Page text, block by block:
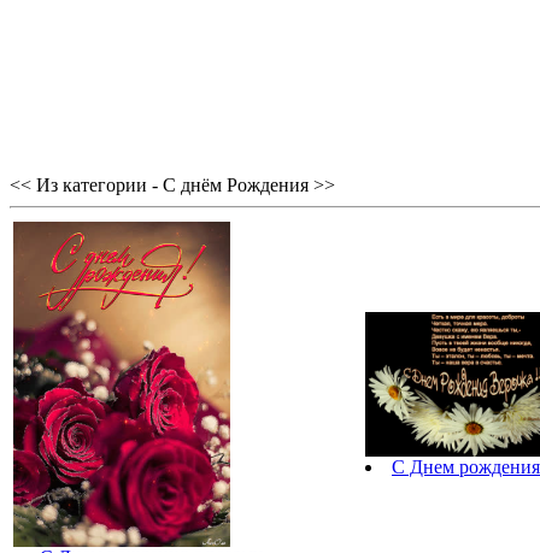
<< Из категории - С днём Рождения >>
С Днем